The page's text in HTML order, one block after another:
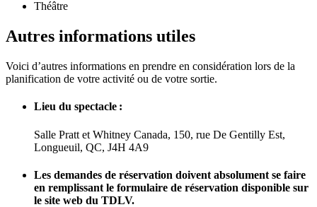
Théâtre
Autres informations utiles
Voici d’autres informations en prendre en considération lors de la
planification de votre activité ou de votre sortie.
Lieu du spectacle :
Salle Pratt et Whitney Canada, 150, rue De Gentilly Est,
Longueuil, QC, J4H 4A9
Les demandes de réservation doivent absolument se faire
en remplissant le formulaire de réservation disponible sur
le site web du TDLV.